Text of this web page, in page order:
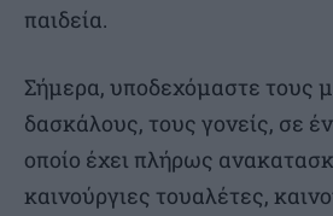
παιδεία.
Σήμερα, υποδεχόμαστε τους
δασκάλους, τους γονείς, σε
οποίο έχει πλήρως
καινούργιες τουαλέτες,